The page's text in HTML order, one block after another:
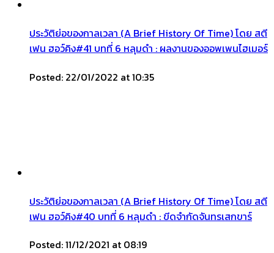
ประวัติย่อของกาลเวลา (A Brief History Of Time) โดย สตี
เฟน ฮอว์คิง#41 บทที่ 6 หลุมดำ : ผลงานของออพเพนไฮเมอร์
Posted: 22/01/2022 at 10:35
ประวัติย่อของกาลเวลา (A Brief History Of Time) โดย สตี
เฟน ฮอว์คิง#40 บทที่ 6 หลุมดำ : ขีดจำกัดจันทรเสกขาร์
Posted: 11/12/2021 at 08:19